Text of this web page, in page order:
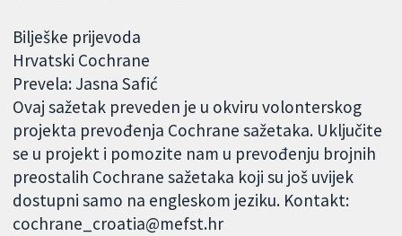
Bilješke prijevoda
Hrvatski Cochrane
Prevela: Jasna Safić
Ovaj sažetak preveden je u okviru volonterskog
projekta prevođenja Cochrane sažetaka. Uključite
se u projekt i pomozite nam u prevođenju brojnih
preostalih Cochrane sažetaka koji su još uvijek
dostupni samo na engleskom jeziku. Kontakt:
cochrane_croatia@mefst.hr